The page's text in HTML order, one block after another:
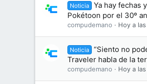
Noticia
Ya hay fechas
Pokétoon por el 30º
compudemano Hoy a
Noticia
“Siento no
Traveler habla de la
compudemano Hoy a